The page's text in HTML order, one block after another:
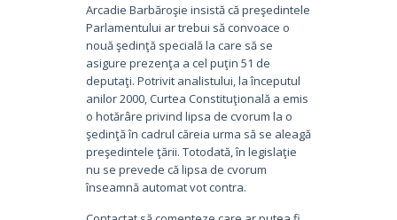
Arcadie Barbăroşie insistă că preşedintele
Parlamentului ar trebui să convoace o
nouă şedinţă specială la care să se
asigure prezenţa a cel puţin 51 de
deputaţi. Potrivit analistului, la începutul
anilor 2000, Curtea Constituţională a emis
o hotărâre privind lipsa de cvorum la o
şedinţă în cadrul căreia urma să se aleagă
preşedintele ţării. Totodată, în legislaţie
nu se prevede că lipsa de cvorum
înseamnă automat vot contra.